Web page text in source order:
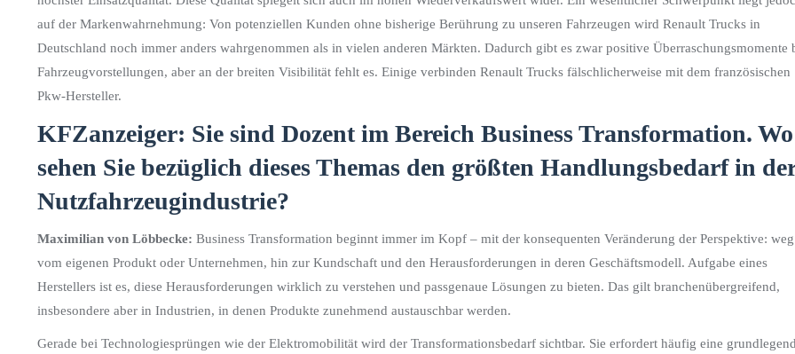
auf der Markenwahrnehmung: Von potenziellen Kunden ohne bisherige Berührung zu unseren Fahrzeugen wird Renault Trucks in
Deutschland noch immer anders wahrgenommen als in vielen anderen Märkten. Dadurch gibt es zwar positive Überraschungsmomente
Fahrzeugvorstellungen, aber an der breiten Visibilität fehlt es. Einige verbinden Renault Trucks fälschlicherweise mit dem französischen
Pkw-Hersteller.
KFZanzeiger: Sie sind Dozent im Bereich Business Transformation. Wo
sehen Sie bezüglich dieses Themas den größten Handlungsbedarf in
Nutzfahrzeugindustrie?
Maximilian von Löbbecke: Business Transformation beginnt immer im Kopf – mit der konsequenten Veränderung der Perspektive: weg
vom eigenen Produkt oder Unternehmen, hin zur Kundschaft und den Herausforderungen in deren Geschäftsmodell. Aufgabe eines
Herstellers ist es, diese Herausforderungen wirklich zu verstehen und passgenaue Lösungen zu bieten. Das gilt branchenübergreifend,
insbesondere aber in Industrien, in denen Produkte zunehmend austauschbar werden.
Gerade bei Technologiesprüngen wie der Elektromobilität wird der Transformationsbedarf sichtbar. Sie erfordert häufig eine